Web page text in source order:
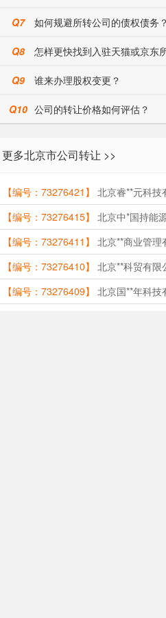
Q7 如何规避所转公司的债权债务？
Q8 怎样更快找到入驻天猫或京东
Q9 谁来办理股权变更？
Q10 公司的转让价格如何评估？
更多北京市公司转让 >>
【编号：73276421】 北京睿**元科技
【编号：73276415】 北京中*国持能
【编号：73276411】 北京**商业管理
【编号：73276410】 北京**科贸有限
【编号：73276409】 北京国**年科技